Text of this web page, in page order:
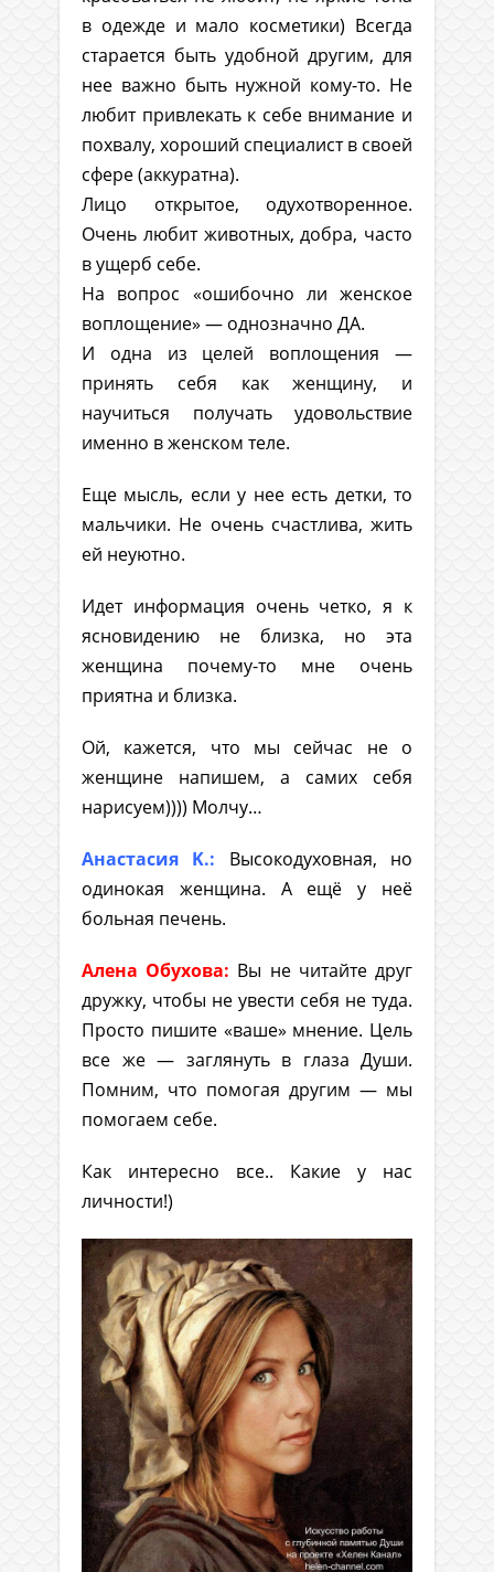
в одежде и мало косметики) Всегда
старается быть удобной другим, для
нее важно быть нужной кому-то. Не
любит привлекать к себе внимание и
похвалу, хороший специалист в своей
сфере (аккуратна).
Лицо открытое, одухотворенное.
Очень любит животных, добра, часто
в ущерб себе.
На вопрос «ошибочно ли женское
воплощение» — однозначно ДА.
И одна из целей воплощения —
принять себя как женщину, и
научиться получать удовольствие
именно в женском теле.
Еще мысль, если у нее есть детки, то
мальчики. Не очень счастлива, жить
ей неуютно.
Идет информация очень четко, я к
ясновидению не близка, но эта
женщина почему-то мне очень
приятна и близка.
Ой, кажется, что мы сейчас не о
женщине напишем, а самих себя
нарисуем)))) Молчу…
Анастасия K.: Высокодуховная, но
одинокая женщина. А ещё у неё
больная печень.
Алена Обухова: Вы не читайте друг
дружку, чтобы не увести себя не туда.
Просто пишите «ваше» мнение. Цель
все же — заглянуть в глаза Души.
Помним, что помогая другим — мы
помогаем себе.
Как интересно все.. Какие у нас
личности!)